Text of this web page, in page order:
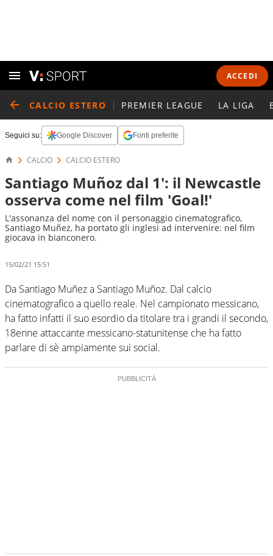
ACCEDI
CALCIO ESTERO PREMIER LEAGUE LA LIGA
Seguici su: Google Discover Fonti preferite
CALCIO CALCIO ESTERO
Santiago Muñoz dal 1': il Newcastle
osserva come nel film 'Goal!'
L'assonanza del nome con il personaggio cinematografico,
Santiago Muñez, ha portato gli inglesi ad intervenire: nel film
giocava in bianconero.
15/02/21 15:51
Da Santiago Muñez a Santiago Muñoz. Dal calcio
cinematografico a quello reale. Nel campionato messicano,
ha fatto infatti il suo esordio da titolare tra i grandi il secondo,
18enne attaccante messicano-statunitense che ha fatto
parlare di sè ampiamente sui social.